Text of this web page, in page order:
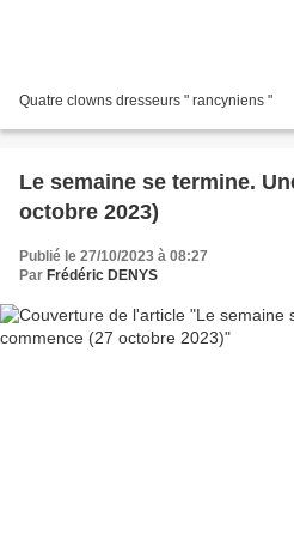
Quatre clowns dresseurs " rancyniens "
Le semaine se termine. Une autre commence (27
octobre 2023)
Publié le 27/10/2023 à 08:27
Par Frédéric DENYS